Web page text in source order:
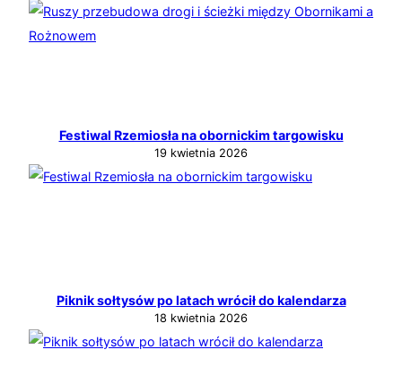
Festiwal Rzemiosła na obornickim targowisku
19 kwietnia 2026
Piknik sołtysów po latach wrócił do kalendarza
18 kwietnia 2026